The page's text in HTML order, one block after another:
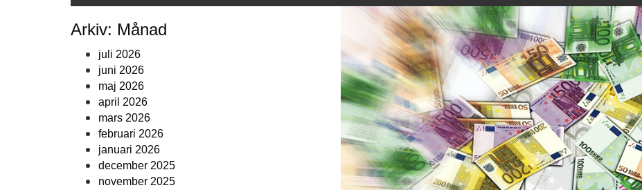
Arkiv: Månad
juli 2026
juni 2026
maj 2026
april 2026
mars 2026
februari 2026
januari 2026
december 2025
november 2025